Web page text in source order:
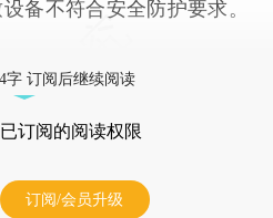
备不符合安全防护要求。
字 订阅后继续阅读
订阅的阅读权限
订阅/会员升级